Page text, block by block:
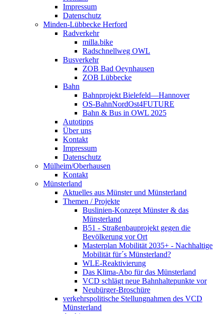
Impressum
Datenschutz
Minden-Lübbecke Herford
Radverkehr
milla.bike
Radschnellweg OWL
Busverkehr
ZOB Bad Oeynhausen
ZOB Lübbecke
Bahn
Bahnprojekt Bielefeld—Hannover
OS-BahnNordOst4FUTURE
Bahn & Bus in OWL 2025
Autotipps
Über uns
Kontakt
Impressum
Datenschutz
Mülheim/Oberhausen
Kontakt
Münsterland
Aktuelles aus Münster und Münsterland
Themen / Projekte
Buslinien-Konzept Münster & das
Münsterland
B51 - Straßenbauprojekt gegen die
Bevölkerung vor Ort
Masterplan Mobilität 2035+ - Nachhaltige
Mobilität für´s Münsterland?
WLE-Reaktivierung
Das Klima-Abo für das Münsterland
VCD schlägt neue Bahnhaltepunkte vor
Neubürger-Broschüre
verkehrspolitische Stellungnahmen des VCD
Münsterland